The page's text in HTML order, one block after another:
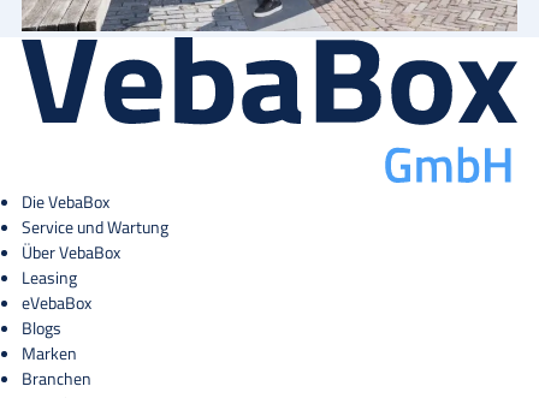
Die VebaBox
Service und Wartung
Über VebaBox
Leasing
eVebaBox
Blogs
Marken
Branchen